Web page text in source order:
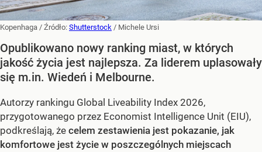
Kopenhaga / Źródło: Shutterstock / Michele Ursi
Opublikowano nowy ranking miast, w których
jakość życia jest najlepsza. Za liderem uplasowały
się m.in. Wiedeń i Melbourne.
Autorzy rankingu Global Liveability Index 2026,
przygotowanego przez Economist Intelligence Unit (EIU),
podkreślają, że celem zestawienia jest pokazanie, jak
komfortowe jest życie w poszczególnych miejscach